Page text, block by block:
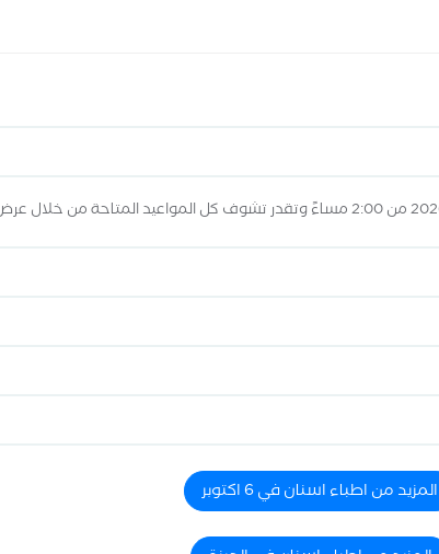
المزيد من اطباء اسنان في 6 اكتوبر